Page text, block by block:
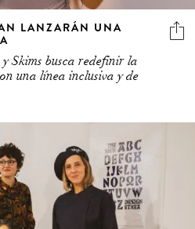
LANZARÁN UNA
Skims busca redefinir la
una línea inclusiva y de